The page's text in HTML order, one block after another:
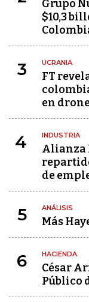
Grupo
$10,3
3 UCRANIA
FT
en
4 INDUSTRIA
Alianza
de
5 ANÁLISIS
Más
6 HACIENDA
César
Público